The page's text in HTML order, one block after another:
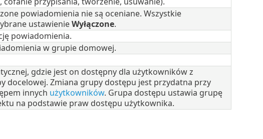
powiadomienia nie są oceniane. Wszystkie
ustawienieWyłączone.
powiadomienia.
w grupie domowej.
gdzie jest on dostępny dla użytkowników z
docelowej. Zmiana grupy dostępu jest przydatna przy
innych użytkowników. Grupa dostępu ustawia grupę
na podstawie praw dostępu użytkownika.